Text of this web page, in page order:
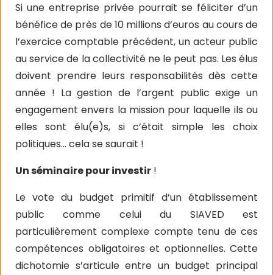
Si une entreprise privée pourrait se féliciter d’un
bénéfice de près de 10 millions d’euros au cours de
l’exercice comptable précédent, un acteur public
au service de la collectivité ne le peut pas. Les élus
doivent prendre leurs responsabilités dès cette
année ! La gestion de l’argent public exige un
engagement envers la mission pour laquelle ils ou
elles sont élu(e)s, si c’était simple les choix
politiques… cela se saurait !
Un séminaire pour investir !
Le vote du budget primitif d’un établissement
public comme celui du SIAVED est
particulièrement complexe compte tenu de ces
compétences obligatoires et optionnelles. Cette
dichotomie s’articule entre un budget principal